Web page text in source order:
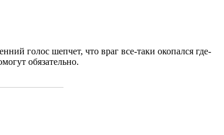
голос шепчет, что враг все-таки окопался где-
обязательно.